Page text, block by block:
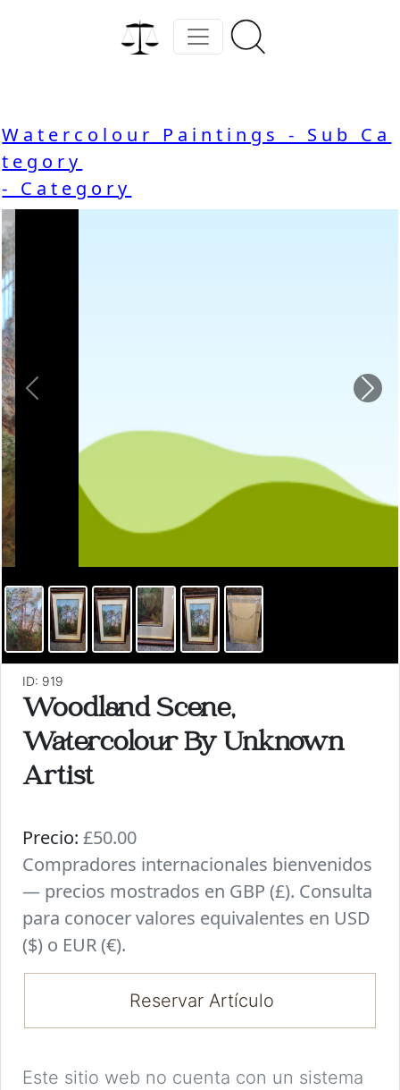
Watercolour Paintings - Sub Ca
tegory
- Category
Previous
ID: 919
Woodland Scene,
Watercolour By Unknown
Artist
Precio: £50.00
Compradores internacionales bienvenidos
— precios mostrados en GBP (£). Consulta
para conocer valores equivalentes en USD
($) o EUR (€).
Reservar Artículo
Este sitio web no cuenta con un sistema